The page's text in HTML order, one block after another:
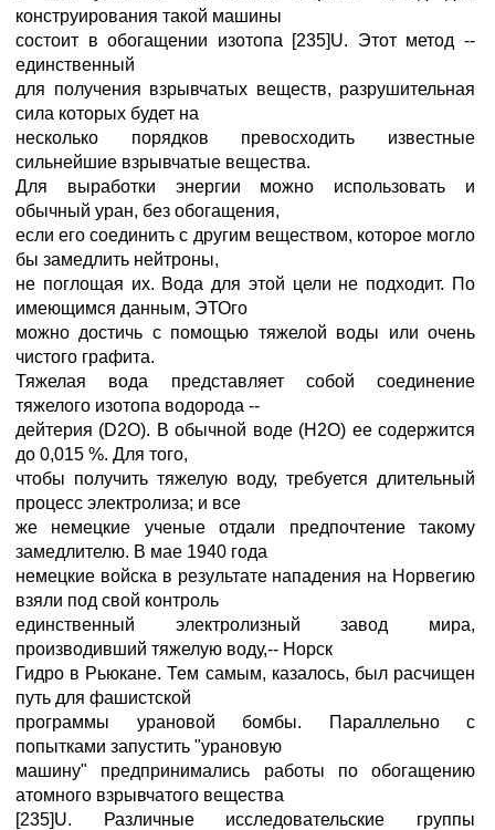
конструирования такой машины
состоит в обогащении изотопа [235]U. Этот метод --
единственный
для получения взрывчатых веществ, разрушительная
сила которых будет на
несколько порядков превосходить известные
сильнейшие взрывчатые вещества.
Для выработки энергии можно использовать и
обычный уран, без обогащения,
если его соединить с другим веществом, которое могло
бы замедлить нейтроны,
не поглощая их. Вода для этой цели не подходит. По
имеющимся данным, ЭТОго
можно достичь с помощью тяжелой воды или очень
чистого графита.
Тяжелая вода представляет собой соединение
тяжелого изотопа водорода --
дейтерия (D2O). В обычной воде (H2O) ее содержится
до 0,015 %. Для того,
чтобы получить тяжелую воду, требуется длительный
процесс электролиза; и все
же немецкие ученые отдали предпочтение такому
замедлителю. В мае 1940 года
немецкие войска в результате нападения на Норвегию
взяли под свой контроль
единственный электролизный завод мира,
производивший тяжелую воду,-- Норск
Гидро в Рьюкане. Тем самым, казалось, был расчищен
путь для фашистской
программы урановой бомбы. Параллельно с
попытками запустить "урановую
машину" предпринимались работы по обогащению
атомного взрывчатого вещества
[235]U. Различные исследовательские группы